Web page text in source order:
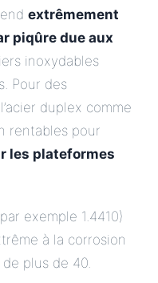
extrêmement
piqûre due aux
inoxydables
Pour des
duplex comme
rentables pour
les plateformes
exemple 1.4410)
à la corrosion
plus de 40.